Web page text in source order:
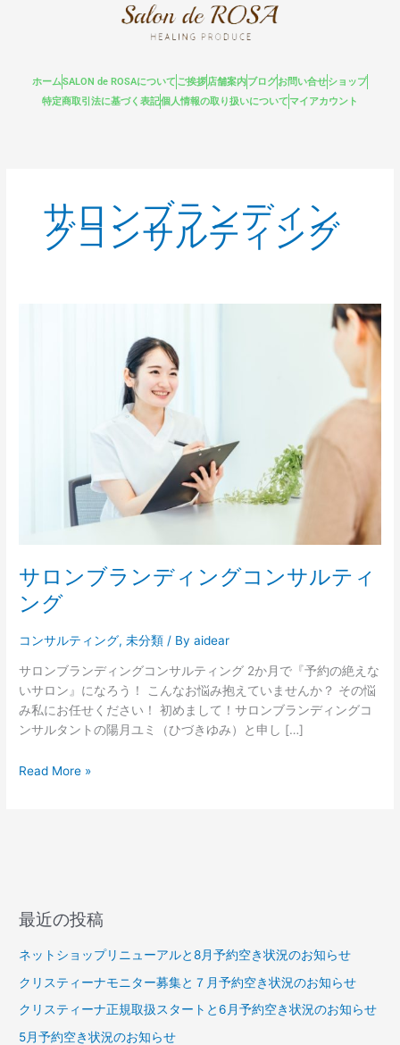
ホームSALON de ROSAについて ご挨拶店舗案内ブログお問い合せショップ
特定商取引法に基づく表記個人情報の取り扱いについてマイアカウント
サロンブランディン
グコンサルティング
サロンブランディングコンサルティ
ング
コンサルティング,未分類 / Byaidear
サロンブランディングコンサルティング 2か月で『予約の絶えな
いサロン』になろう！ こんなお悩み抱えていませんか？ その悩
み私にお任せください！ 初めまして！サロンブランディングコ
ンサルタントの陽月ユミ（ひづきゆみ）と申し […]
ル
テ
ィ
グ
Read More »
最近の投稿
ネットショップリニューアルと8月予約空き状況のお知らせ
クリスティーナモニター募集と７月予約空き状況のお知らせ
クリスティーナ正規取扱スタートと6月予約空き状況のお知らせ
5月予約空き状況のお知らせ